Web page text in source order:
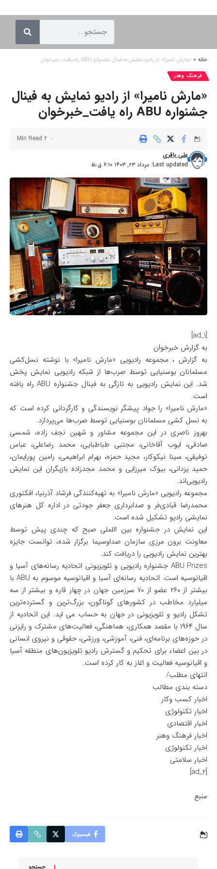
خانه » «مارش نامیرا» از رادیو نمایش به فینال جشنواره ABU راه یافت_خبرخوان
فرهنگ وهنر
«مارش نامیرا» از رادیو نمایش به فینال
جشنواره ABU راه یافت_خبرخوان
Last updated: مرداد ۲۳, ۱۴۰۳ ۶:۱۰ ق٫ظ
علی باقری
2 Min Read
[ad_1]
به گزارش خبرخوان
به گزارش ، مجموعه رادیویی «مارش نامیرا» با نوشته نسل‌کشی
مسلمانان بوسنیایی توسط صرب‌ها از شبکه رادیویی نمایش پخش
شد. این نمایش رادیویی به تازگی به فینال جشنواره ABU راه یافته
است.
«مارش نامیرا» را جواد پیشگر نویسندگی و کارگردانی کرده است که
به نسل کشی مسلمانان بوسنیایی توسط صرب‌ها می‌پردازد.
بهروز ناصری در این مجموعه مشاور و شهین نجف زاده، شمسی
صادقی، ایوب آقاخانی، مجتبی طباطبایی، محمد رضاعلی، عباس
توفیقی، سینا نیکوکار، مجید حمزه، بهرام ابراهیمی، رامین پورایمان،
حمید یزدانی، بیوک میرزایی و محمد مجدزاده بازیگران این نمایش
رادیویی‌اند.
مجموعه رادیویی «مارش نامیرا» به تهیه‌کنندگی فرشاد آذرنیا، افکتوری
محمدرضا قبادی‌فر و صدابرداری جعفر جودتی در اداره کل هنرهای
نمایشی رادیو تشکیل شده است.
این نمایش در جشنواره بین اللملی صبح که چندی پیش توسط
معاونت برون مرزی سازمان صداوسیما برگزار شده، توانست جایزه
بهترین نمایش رادیویی را دریافت کند.
ABU Prizes جشنواره رادیویی و تلویزیونی اتحادیه رسانه‌های آسیا و
اقیانوسیه است. اتحادیه رسانه‌ای آسیا و اقیانوسیه موسوم به ABU با
بیشتر از ۲۶۰ عضو از ۷۰ سرزمین جهان در چهار قاره و بیشتر از سه
میلیارد مخاطب در کشورهای گوناگون، بزرگ‌ترین و گسترده‌ترین
تشکل رادیو و تلویزیونی در جهان به حساب می اید. این اتحادیه از
سال ۱۹۶۴ با مقصد همکاری، هماهنگی، فعالیت‌های مشترک و رایزنی
در حوزه‌های برنامه‌ای، فنی، آموزشی، ورزشی، حقوقی و نیروی انسانی
در بین اعضاء برای تحکیم و گسترش رادیو تلویزیون‌های منطقه آسیا
و اقیانوسیه فعالیت و اغاز به کار کرده است.
انتهای مطلب/
دسته بندی مطالب
اخبار کسب وکار
اخبار تکنولوژی
اخبار اقتصادی
اخبار فرهنگ وهنر
اخبار تکنولوژی
اخبار سلامتی
[ad_2]
منبع
فیسبوک
جستجو